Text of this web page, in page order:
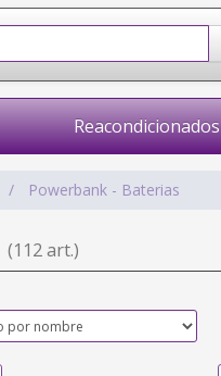
Reacondicionados
Powerbank - Baterias
(112 art.)